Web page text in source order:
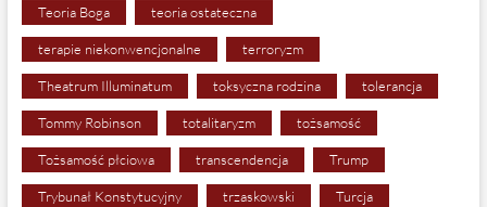
Teoria Boga teoria ostateczna
terapie niekonwencjonalne terroryzm
Theatrum Illuminatum toksyczna rodzina tolerancja
Tommy Robinson totalitaryzm tożsamość
Tożsamość płciowa transcendencja Trump
Trybunał Konstytucyjny trzaskowski Turcja